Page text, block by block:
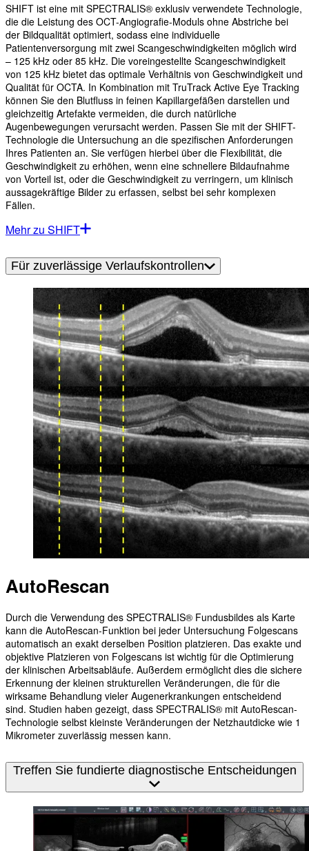
SHIFT ist eine mit SPECTRALIS® exklusiv verwendete Technologie,
die die Leistung des OCT-Angiografie-Moduls ohne Abstriche bei
der Bildqualität optimiert, sodass eine individuelle
Patientenversorgung mit zwei Scangeschwindigkeiten möglich wird
– 125 kHz oder 85 kHz. Die voreingestellte Scangeschwindigkeit
von 125 kHz bietet das optimale Verhältnis von Geschwindigkeit und
Qualität für OCTA. In Kombination mit TruTrack Active Eye Tracking
können Sie den Blutfluss in feinen Kapillargefäßen darstellen und
gleichzeitig Artefakte vermeiden, die durch natürliche
Augenbewegungen verursacht werden. Passen Sie mit der SHIFT-
Technologie die Untersuchung an die spezifischen Anforderungen
Ihres Patienten an. Sie verfügen hierbei über die Flexibilität, die
Geschwindigkeit zu erhöhen, wenn eine schnellere Bildaufnahme
von Vorteil ist, oder die Geschwindigkeit zu verringern, um klinisch
aussagekräftige Bilder zu erfassen, selbst bei sehr komplexen
Fällen.
Mehr zu SHIFT
Für zuverlässige Verlaufskontrollen
AutoRescan
Durch die Verwendung des SPECTRALIS® Fundusbildes als Karte
kann die AutoRescan-Funktion bei jeder Untersuchung Folgescans
automatisch an exakt derselben Position platzieren. Das exakte und
objektive Platzieren von Folgescans ist wichtig für die Optimierung
der klinischen Arbeitsabläufe. Außerdem ermöglicht dies die sichere
Erkennung der kleinen strukturellen Veränderungen, die für die
wirksame Behandlung vieler Augenerkrankungen entscheidend
sind. Studien haben gezeigt, dass SPECTRALIS® mit AutoRescan-
Technologie selbst kleinste Veränderungen der Netzhautdicke wie 1
Mikrometer zuverlässig messen kann.
Treffen Sie fundierte diagnostische Entscheidungen